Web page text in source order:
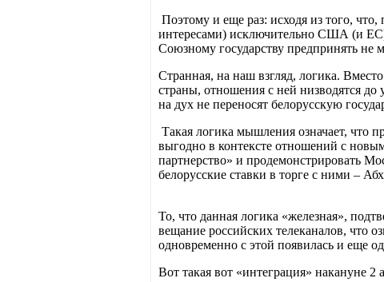
Поэтому и еще раз: исходя из того,
интересами) исключительно США (и
Союзному государству предпринять не
Странная, на наш взгляд, логика.
страны, отношения с ней низводятся
на дух не переносят белорусскую
Такая логика мышления означает, что
выгодно в контексте отношений с
партнерство» и продемонстрировать
белорусские ставки в торге с ними –
То, что данная логика «железная»,
вещание российских телеканалов, что
одновременно с этой появилась и еще
Вот такая вот «интеграция» накануне